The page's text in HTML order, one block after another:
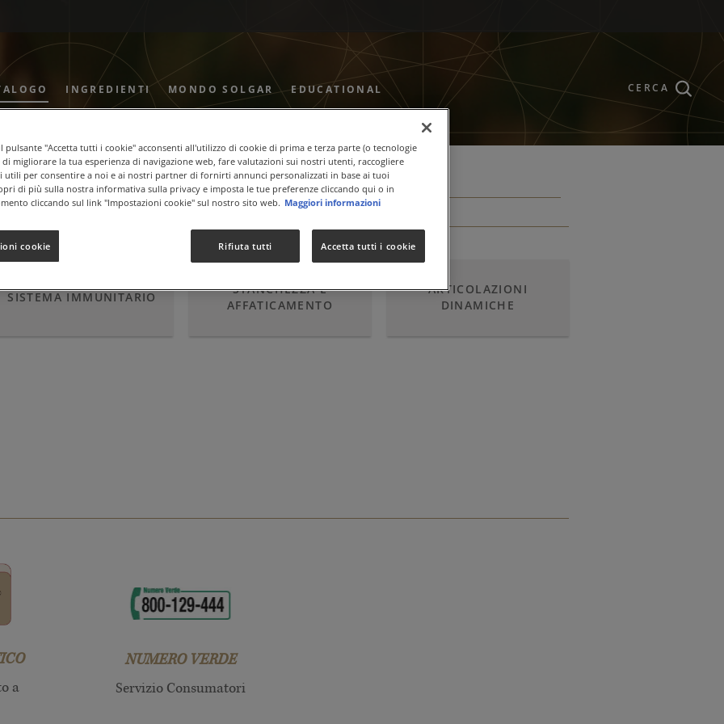
INGREDIENTI MONDO SOLGAR EDUCATIONAL CERCA
Inverno
SISTEMA IMMUNITARIO
STANCHEZZA E
AFFATICAMENTO
ARTICOLAZIONI
DINAMICHE
a
NUMERO VERDE
Servizio Consumatori
pulsante "Accetta tutti i cookie" acconsenti all'utilizzo di cookie di prima e terza parte (o tecnologie
di migliorare la tua esperienza di navigazione web, fare valutazioni sui nostri utenti, raccogliere
utili per consentire a noi e ai nostri partner di fornirti annunci personalizzati in base ai tuoi
di più sulla nostra informativa sulla privacy e imposta le tue preferenze cliccando qui o in
cliccando sul link "Impostazioni cookie" sul nostro sito web. Maggiori informazioni
cookie Rifiuta tutti Accetta tutti i cookie